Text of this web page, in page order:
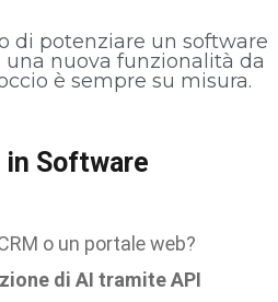
di potenziare un software
nuova funzionalità da
è sempre su misura.
in Software
o un portale web?
di AI tramite API